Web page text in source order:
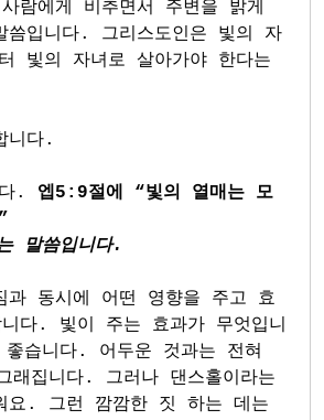
람에게 비추면서 주변을 밝게
입니다. 그리스도인은 빛의 자
빛의 자녀로 살아가야 한다는
니다.
. 엡5:9절에 “빛의 열매는 모
말씀입니다.
과 동시에 어떤 영향을 주고 효
다. 빛이 주는 효과가 무엇입니
습니다. 어두운 것과는 전혀
집니다. 그러나 댄스홀이라는
요. 그런 깜깜한 짓 하는 데는